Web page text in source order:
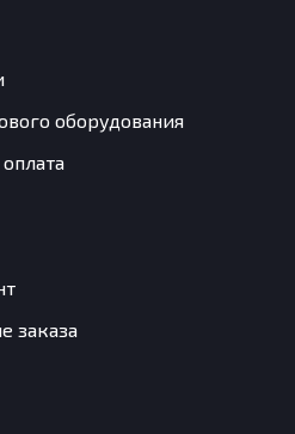
оборудования
заказа